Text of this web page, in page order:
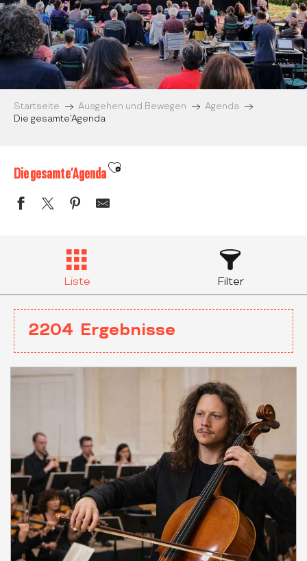
Startseite Ausgehen und Bewegen
Agenda
Die gesamte’Agenda
Die gesamte’AgendaAjouter aux favoris
Liste Filter
2204 Ergebnisse